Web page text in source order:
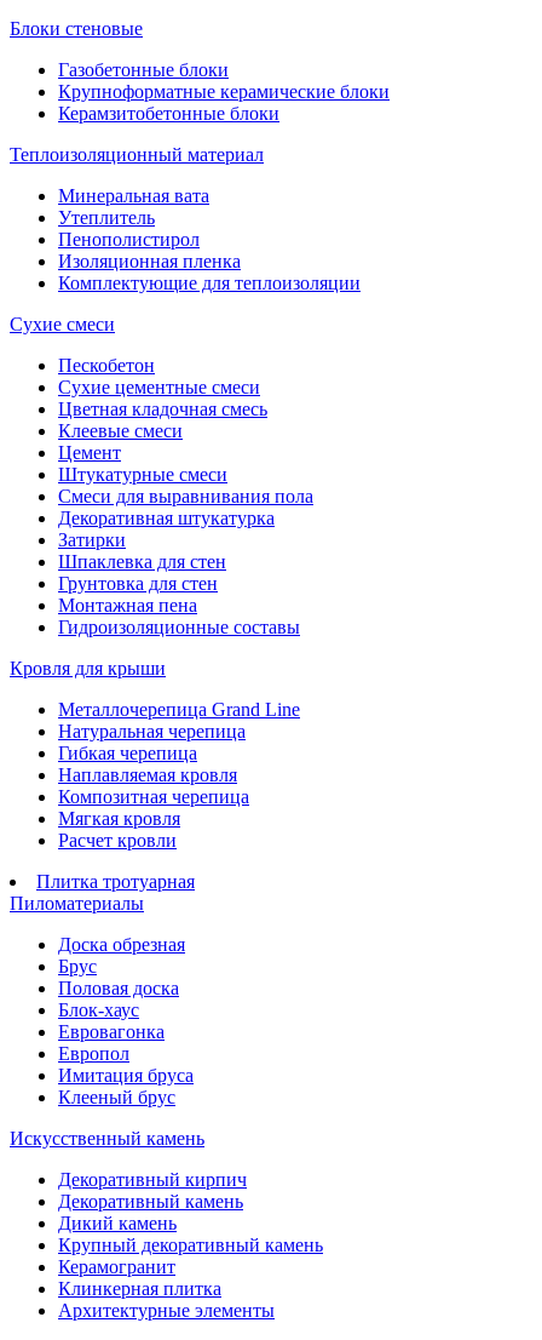
Блоки стеновые
Газобетонные блоки
Крупноформатные керамические блоки
Керамзитобетонные блоки
Теплоизоляционный материал
Минеральная вата
Утеплитель
Пенополистирол
Изоляционная пленка
Комплектующие для теплоизоляции
Сухие смеси
Пескобетон
Сухие цементные смеси
Цветная кладочная смесь
Клеевые смеси
Цемент
Штукатурные смеси
Смеси для выравнивания пола
Декоративная штукатурка
Затирки
Шпаклевка для стен
Грунтовка для стен
Монтажная пена
Гидроизоляционные составы
Кровля для крыши
Металлочерепица Grand Line
Натуральная черепица
Гибкая черепица
Наплавляемая кровля
Композитная черепица
Мягкая кровля
Расчет кровли
Плитка тротуарная
Пиломатериалы
Доска обрезная
Брус
Половая доска
Блок-хаус
Евровагонка
Европол
Имитация бруса
Клееный брус
Искусственный камень
Декоративный кирпич
Декоративный камень
Дикий камень
Крупный декоративный камень
Керамогранит
Клинкерная плитка
Архитектурные элементы